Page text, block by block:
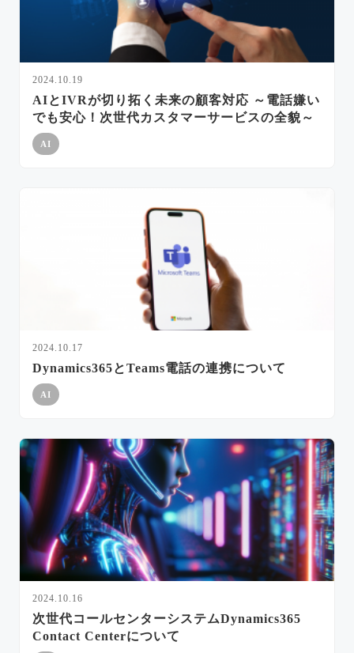
2024.10.19
AIとIVRが切り拓く未来の顧客対応 ～電話嫌い
でも安心！次世代カスタマーサービスの全貌～
AI
2024.10.17
Dynamics365とTeams電話の連携について
AI
2024.10.16
次世代コールセンターシステムDynamics365
Contact Centerについて